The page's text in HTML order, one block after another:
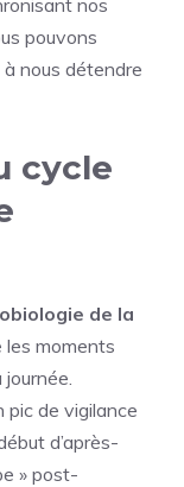
nos
pouvons
nous détendre
cycle
de la
les moments
pic de vigilance
d’après-
» post-